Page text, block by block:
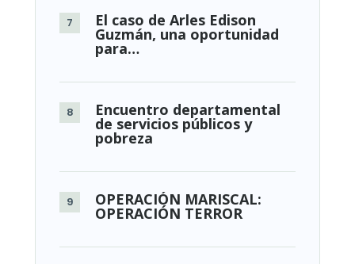
El caso de Arles Edison
Guzmán, una oportunidad
para…
Encuentro departamental
de servicios públicos y
pobreza
OPERACIÓN MARISCAL:
OPERACIÓN TERROR